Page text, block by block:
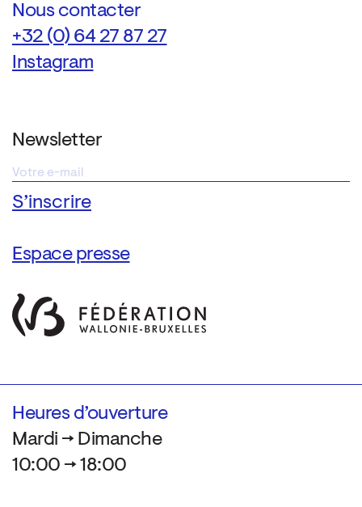
Nous contacter
+32 (0) 64 27 87 27
Instagram
Newsletter
Espace presse
Heures d’ouverture
Mardi → Dimanche
10:00 → 18:00